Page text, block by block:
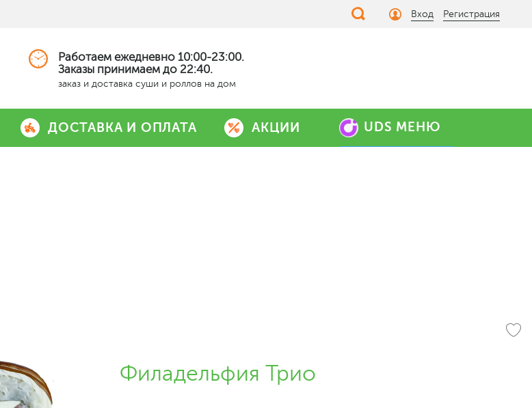
Вход Регистрация
Работаем ежедневно 10:00-23:00.
Заказы принимаем до 22:40.
заказ и доставка суши и роллов на дом
ДОСТАВКА И ОПЛАТА АКЦИИ UDS МЕНЮ
Филадельфия Трио